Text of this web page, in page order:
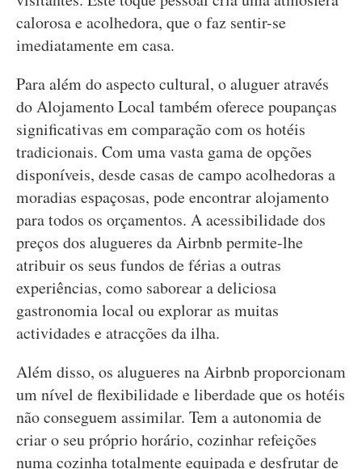
calorosa e acolhedora, que o faz sentir-se
imediatamente em casa.
Para além do aspecto cultural, o aluguer através
do Alojamento Local também oferece poupanças
significativas em comparação com os hotéis
tradicionais. Com uma vasta gama de opções
disponíveis, desde casas de campo acolhedoras a
moradias espaçosas, pode encontrar alojamento
para todos os orçamentos. A acessibilidade dos
preços dos alugueres da Airbnb permite-lhe
atribuir os seus fundos de férias a outras
experiências, como saborear a deliciosa
gastronomia local ou explorar as muitas
actividades e atracções da ilha.
Além disso, os alugueres na Airbnb proporcionam
um nível de flexibilidade e liberdade que os hotéis
não conseguem assimilar. Tem a autonomia de
criar o seu próprio horário, cozinhar refeições
numa cozinha totalmente equipada e desfrutar de